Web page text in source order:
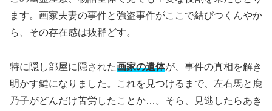
ます。画家夫妻の事件と強盗事件がここで結びつくんやか
ら、その存在感は抜群どす。
特に隠し部屋に隠された画家の遺体が、事件の真相を解き
明かす鍵になりました。これを見つけるまで、左右馬と鹿
乃子がどんだけ苦労したことか…。そら、見逃したらあき